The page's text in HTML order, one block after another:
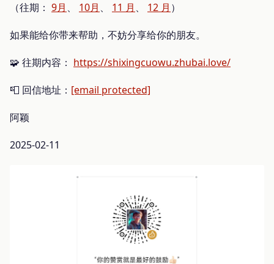
（往期： 9月 、 10月 、 11 月 、 12 月 ）
如果能给你带来帮助，不妨分享给你的朋友。
🧩 往期内容： https://shixingcuowu.zhubai.love/
📮 回信地址： [email protected]
阿颖
2025-02-11